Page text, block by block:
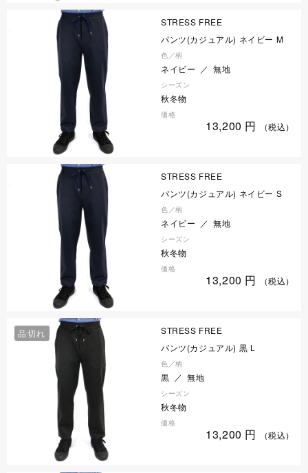
STRESS FREE
パンツ(カジュアル) ネイビー M
色／柄
ネイビー ／ 無地
シーズン
秋冬物
価格
13,200 円 （税込）
STRESS FREE
パンツ(カジュアル) ネイビー S
色／柄
ネイビー ／ 無地
シーズン
秋冬物
価格
13,200 円 （税込）
品切れ
STRESS FREE
パンツ(カジュアル) 黒 L
色／柄
黒 ／ 無地
シーズン
秋冬物
価格
13,200 円 （税込）